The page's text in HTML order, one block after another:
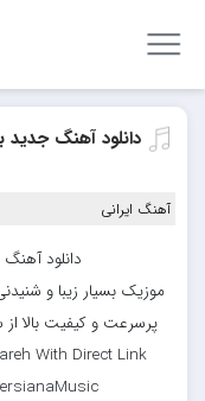
دانلود آهنگ جدید
آهنگ ایرانی
دانلود
موزیک بسیار زیبا و
پرسرعت و کیفیت بالا از
With Direct Link